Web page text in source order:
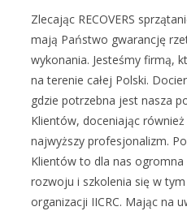
Zlecając RECOVERS
mają Państwo gwarancję
wykonania. Jesteśmy firmą,
na terenie całej Polski.
gdzie potrzebna jest nasza
Klientów, doceniając
najwyższy profesjonalizm.
Klientów to dla nas
rozwoju i szkolenia się w
organizacji IICRC. Mając na